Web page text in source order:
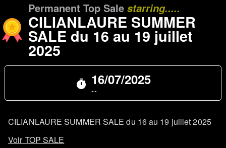
Permanent Top Sale starring.....
CILIANLAURE SUMMER
SALE du 16 au 19 juillet
2025
timer 16/07/2025
--
CILIANLAURE SUMMER SALE du 16 au 19 juillet 2025
Voir TOP SALE